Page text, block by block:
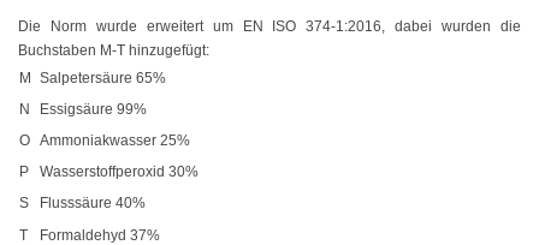
Edelstahlmarkierplatten
Edelstahlschraubsockel
Kabelbinder wiederlösbar
schwarz
Die Norm wurde erweitert um EN ISO 374-1:2016, dabei wurden die
Buchstaben M-T hinzugefügt:
M Salpetersäure 65%
N
Essigsäure 99%
O Ammoniakwasser 25%
P
Wasserstoffperoxid 30%
S
Flusssäure 40%
T
Formaldehyd 37%